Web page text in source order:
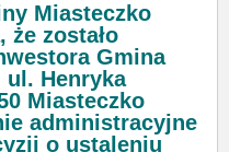
Miasteczko
że zostało
Gmina
ul. Henryka
Miasteczko
administracyjne
o ustaleniu